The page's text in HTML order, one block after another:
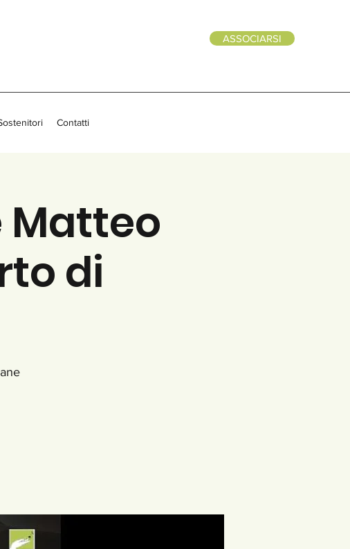
ASSOCIARSI
Contatti
Matteo
di